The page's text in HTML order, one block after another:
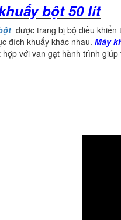
bột 50 lít
được trang bị bộ điều khiển
đích khuấy khác nhau. Máy
với van gạt hành trình